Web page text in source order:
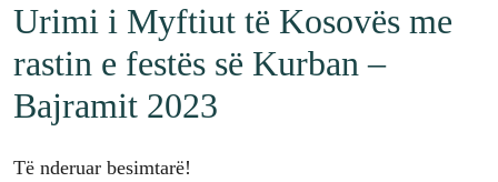
Urimi i Myftiut të Kosovës me
rastin e festës së Kurban –
Bajramit 2023
Të nderuar besimtarë!